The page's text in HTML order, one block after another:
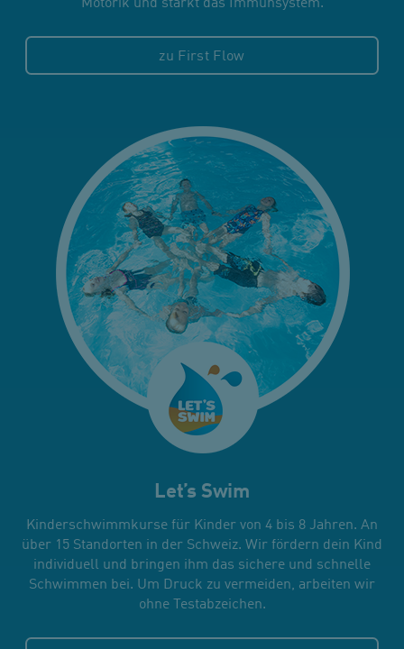
Motorik und stärkt das Immunsystem.
zu First Flow
Let’s Swim
Kinderschwimmkurse für Kinder von 4 bis 8 Jahren. An
über 15 Standorten in der Schweiz. Wir fördern dein Kind
individuell und bringen ihm das sichere und schnelle
Schwimmen bei. Um Druck zu vermeiden, arbeiten wir
ohne Testabzeichen.